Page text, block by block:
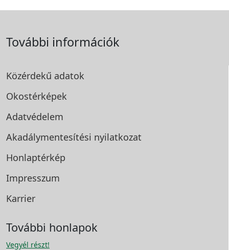
További információk
Közérdekű adatok
Okostérképek
Adatvédelem
Akadálymentesítési nyilatkozat
Honlaptérkép
Impresszum
Karrier
További honlapok
Vegyél részt!